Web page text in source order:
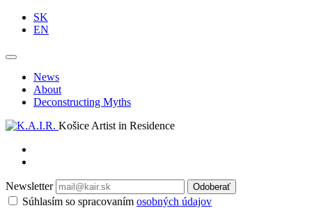
SK
EN
News
About
Deconstructing Myths
Košice Artist in Residence
Newsletter Odoberať
Súhlasím so spracovaním osobných údajov